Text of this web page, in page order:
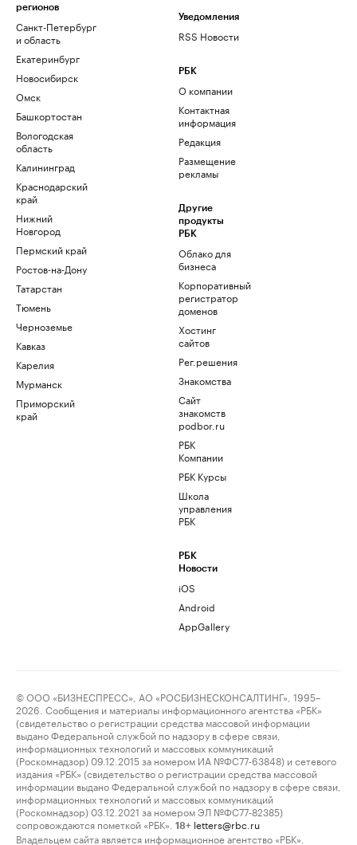
регионов
Санкт-Петербург
и область
Екатеринбург
Новосибирск
Омск
Башкортостан
Вологодская
область
Калининград
Краснодарский
край
Нижний
Новгород
Пермский край
Ростов-на-Дону
Татарстан
Тюмень
Черноземье
Кавказ
Карелия
Мурманск
Приморский
край
Уведомления
RSS Новости
РБК
О компании
Контактная
информация
Редакция
Размещение
рекламы
Другие
продукты
РБК
Облако для
бизнеса
Корпоративный
регистратор
доменов
Хостинг
сайтов
Рег.решения
Знакомства
Сайт
знакомств
podbor.ru
РБК
Компании
РБК Курсы
Школа
управления
РБК
РБК
Новости
iOS
Android
AppGallery
© ООО «БИЗНЕСПРЕСС», АО «РОСБИЗНЕСКОНСАЛТИНГ», 1995–
2026. Сообщения и материалы информационного агентства «РБК»
(свидетельство о регистрации средства массовой информации
выдано Федеральной службой по надзору в сфере связи,
информационных технологий и массовых коммуникаций
(Роскомнадзор) 09.12.2015 за номером ИА №ФС77-63848) и сетевого
издания «РБК» (свидетельство о регистрации средства массовой
информации выдано Федеральной службой по надзору в сфере связи,
информационных технологий и массовых коммуникаций
(Роскомнадзор) 03.12.2021 за номером ЭЛ №ФС77-82385)
сопровождаются пометкой «РБК».
18+ letters@rbc.ru
Владельцем сайта является информационное агентство «РБК».